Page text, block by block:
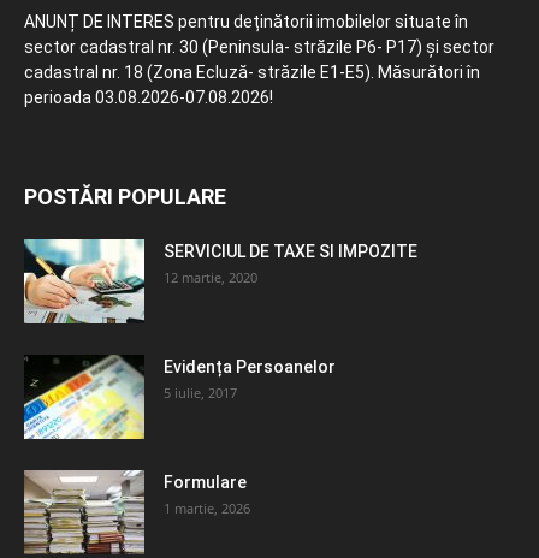
ANUNȚ DE INTERES pentru deținătorii imobilelor situate în
sector cadastral nr. 30 (Peninsula- străzile P6- P17) și sector
cadastral nr. 18 (Zona Ecluză- străzile E1-E5). Măsurători în
perioada 03.08.2026-07.08.2026!
POSTĂRI POPULARE
SERVICIUL DE TAXE SI IMPOZITE
12 martie, 2020
Evidența Persoanelor
5 iulie, 2017
Formulare
1 martie, 2026